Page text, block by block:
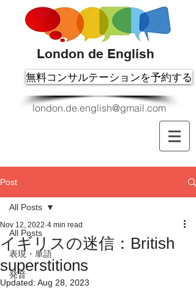
London de English
無料コンサルテーションを予約する
london.de.english@gmail.com
Post
All Posts
表現・単語
発音
All Posts
イギリスの迷信：British
superstitions
Nov 12, 2022 4 min read
Updated: Aug 28, 2023